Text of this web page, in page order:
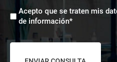
Aceptación
tratamiento
datos
Acepto que se traten mis
de información*